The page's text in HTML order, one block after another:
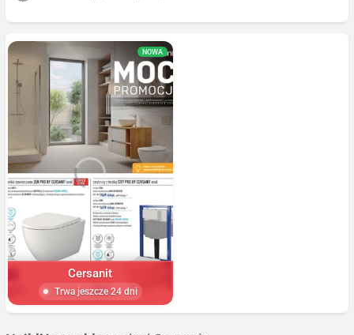
NOWA
Cersanit
Trwa jeszcze 24 dni